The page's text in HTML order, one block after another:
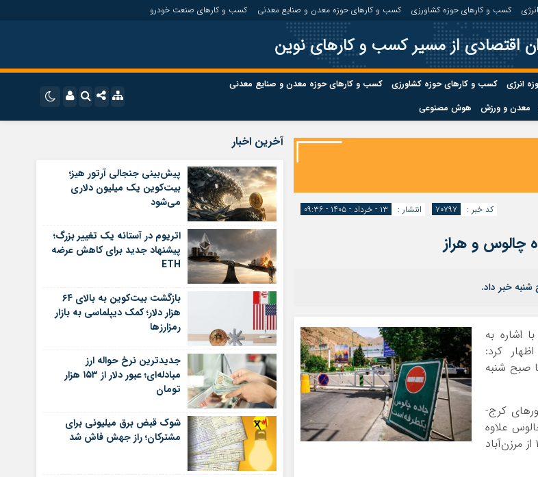
کسب و کارهای حوزه کشاورزی کسب و کارهای حوزه معدن و صنایع معدنی
کسب و کارهای صنعت خودرو
اقتصادی از مسیر کسب و کارهای نوین
انرژی کسب و کارهای حوزه کشاورزی
کسب و کارهای حوزه معدن و صنایع معدنی
معدن و ورزش هوش مصنوعی
سروش
ایتا
آپارات
اپلیکیشن
رمز عبور
مرا به خاطر بسپار
درباره ما صفحه نخست
کسب و کارهای صنعت خودرو کسب و کارهای گردشگری و هنر
کسب و کارهای گردشگری و هنر معدن و ورزش انتشار : ۱۳ - خرداد - ۱۴۰۵ - ۰۹:۳۶ کد خبر : ۷۰۷۹۷
چالوس و هراز
شنبه خبر داد.
اشاره به
کرد:
۱۲ ظهر چهارشنبه ۱۳ خرداد تا صبح شنبه
کرج-
علاوه
بر ممنوعیت دائم کامیون‌ها مسیر در روز جمعه ۱۵ خرداد از ساعت ۱۵ از مرزن‌آباد
آخرین اخبار
پیش‌بینی جنجالی آرتور هیز؛
بیت‌کوین یک میلیون دلاری
می‌شود
اتریوم در آستانه یک تغییر بزرگ؛
پیشنهاد جدید برای کاهش عرضه
ETH
بازگشت بیت‌کوین به بالای ۶۴
هزار دلار؛ کمک دیپلماسی به بازار
رمزارزها
جدیدترین نرخ حواله ارز
مبادله‌ای؛ عبور دلار از ۱۵۳ هزار
تومان
شوک قبض برق میلیونی برای
مشترکان؛ راز جهش فاش شد